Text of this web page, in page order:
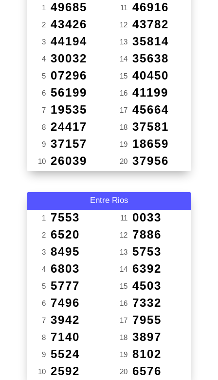
1 49685
2 43426
3 44194
4 30032
5 07296
6 56199
7 19535
8 24417
9 37157
10 26039
11 46916
12 43782
13 35814
14 35638
15 40450
16 41199
17 45664
18 37581
19 18659
20 37956
Entre Rios
1 7553
2 6520
3 8495
4 6803
5 5777
6 7496
7 3942
8 7140
9 5524
10 2592
11 0033
12 7886
13 5753
14 6392
15 4503
16 7332
17 7955
18 3897
19 8102
20 6576